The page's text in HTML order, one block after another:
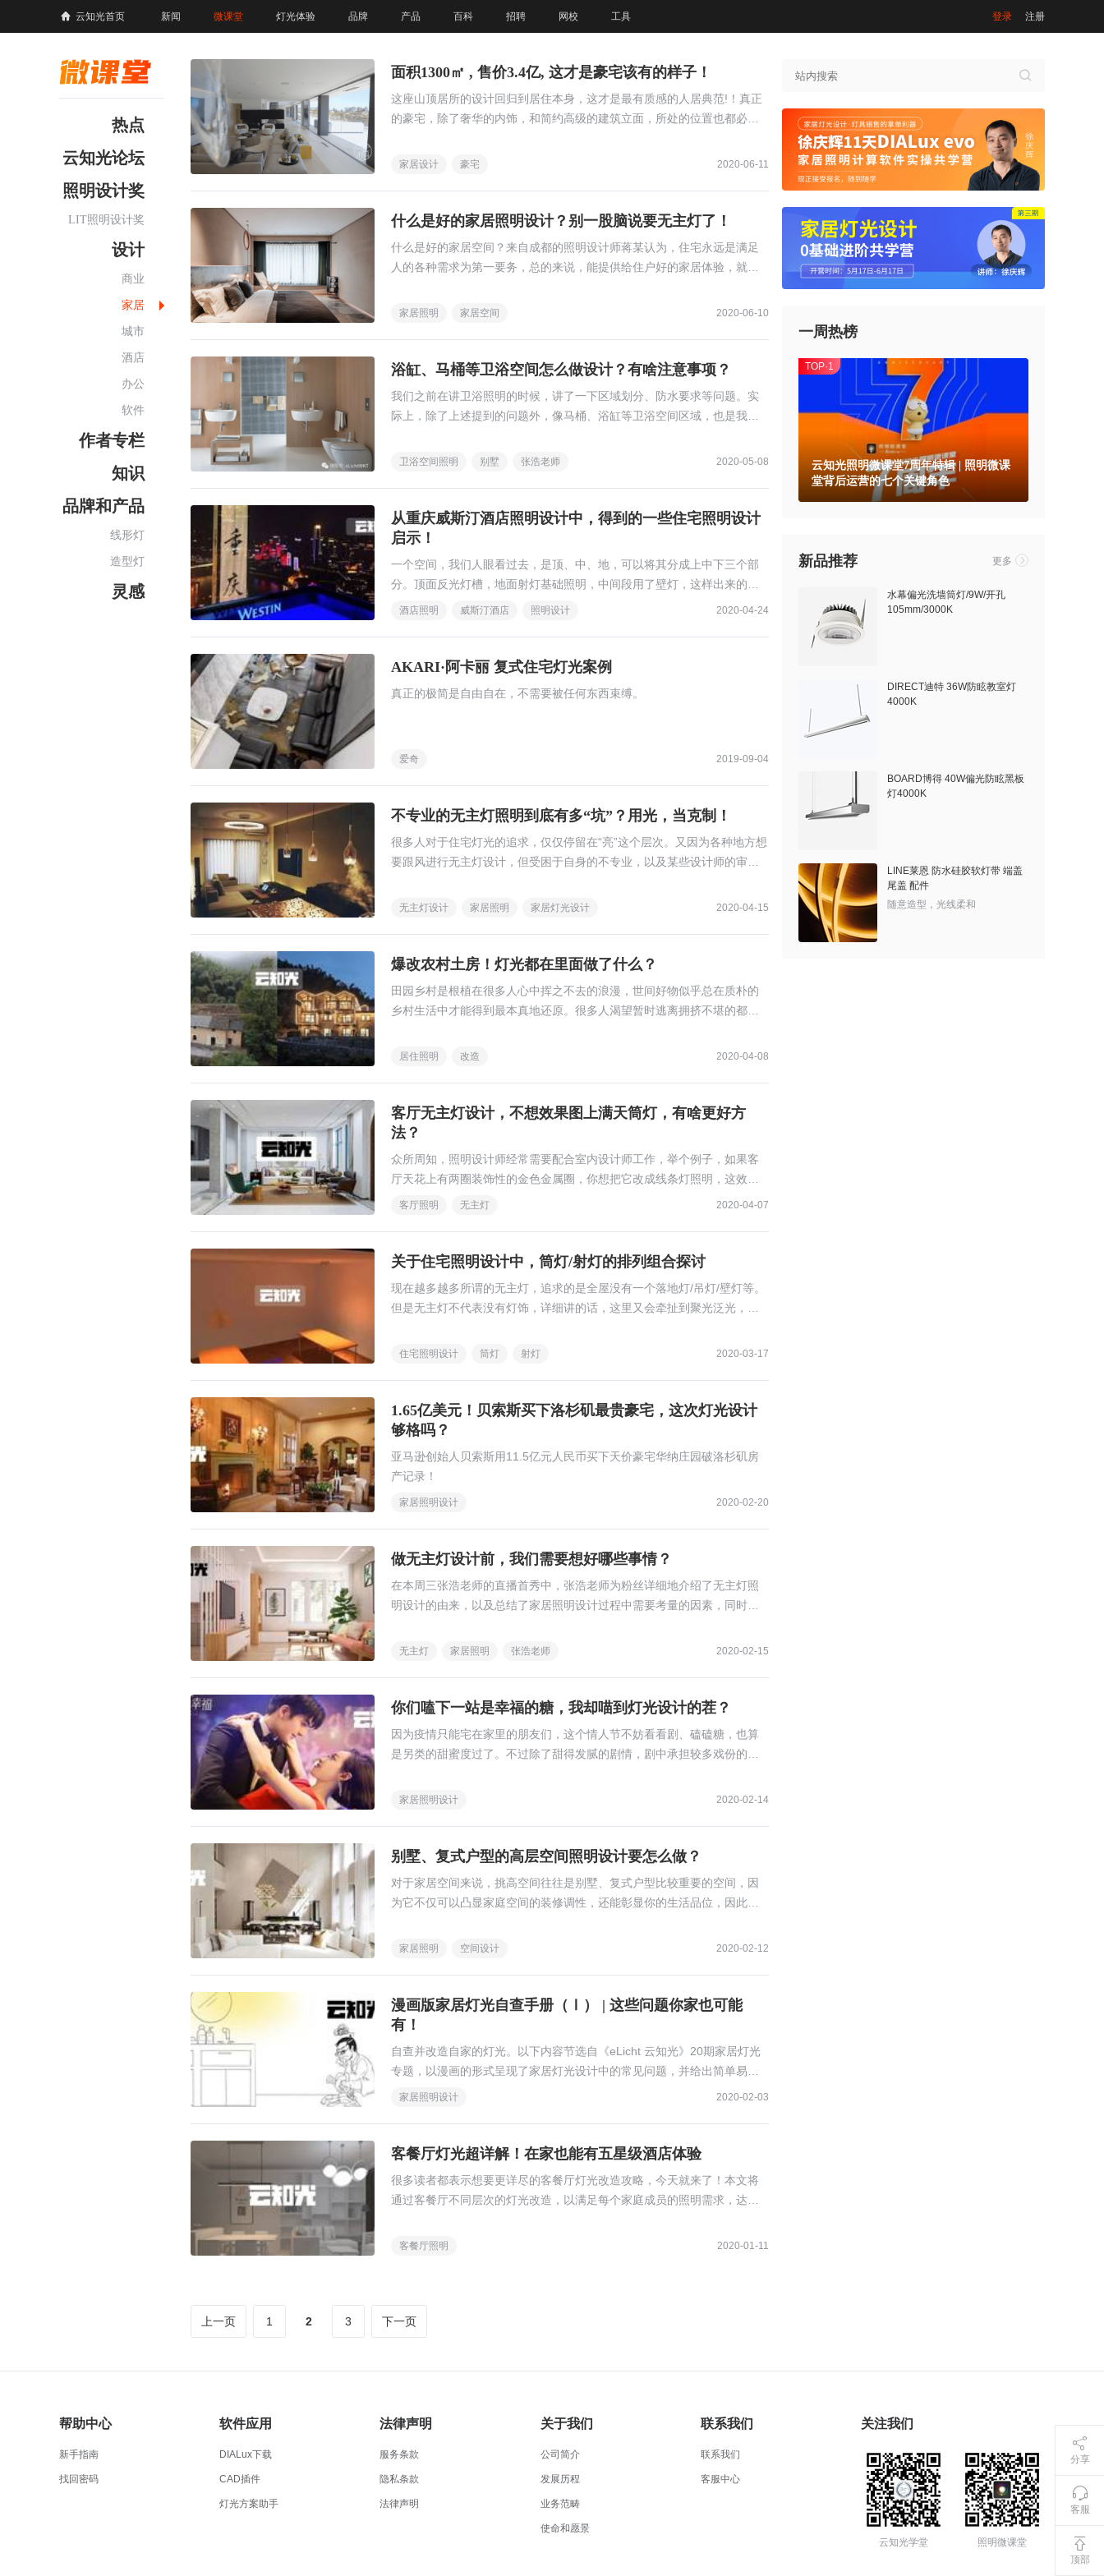
云知光首页 新闻 微课堂 灯光体验 品牌 产品 百科 招聘 网校 工具 登录 注册
热点
云知光论坛
照明设计奖
LIT照明设计奖
设计
商业
家居
城市
酒店
办公
软件
作者专栏
知识
品牌和产品
线形灯
造型灯
灵感
面积1300㎡ , 售价3.4亿, 这才是豪宅该有的样子！
这座山顶居所的设计回归到居住本身，这才是最有质感的人居典范!！真正
的豪宅，除了奢华的内饰，和简约高级的建筑立面，所处的位置也都必须
家居设计 豪宅 2020-06-11
什么是好的家居照明设计？别一股脑说要无主灯了！
什么是好的家居空间？来自成都的照明设计师蒋某认为，住宅永远是满足
人的各种需求为第一要务，总的来说，能提供给住户好的家居体验，就是
家居照明 家居空间 2020-06-10
浴缸、马桶等卫浴空间怎么做设计？有啥注意事项？
我们之前在讲卫浴照明的时候，讲了一下区域划分、防水要求等问题。实
际上，除了上述提到的问题外，像马桶、浴缸等卫浴空间区域，也是我们
事，看看这些区域我们还要注意哪些事？
卫浴空间照明 别墅 张浩老师 2020-05-08
从重庆威斯汀酒店照明设计中，得到的一些住宅照明设计
启示！
一个空间，我们人眼看过去，是顶、中、地，可以将其分成上中下三个部
分。顶面反光灯槽，地面射灯基础照明，中间段用了壁灯，这样出来的效
果让人感觉更加舒适。
酒店照明 威斯汀酒店 照明设计 2020-04-24
AKARI·阿卡丽 复式住宅灯光案例
真正的极简是自由自在，不需要被任何东西束缚。
爱奇 2019-09-04
不专业的无主灯照明到底有多“坑”？用光，当克制！
很多人对于住宅灯光的追求，仅仅停留在“亮”这个层次。又因为各种地方想
要跟风进行无主灯设计，但受困于自身的不专业，以及某些设计师的审美
无主灯设计 家居照明 家居灯光设计 2020-04-15
爆改农村土房！灯光都在里面做了什么？
田园乡村是根植在很多人心中挥之不去的浪漫，世间好物似乎总在质朴的
乡村生活中才能得到最本真地还原。很多人渴望暂时逃离拥挤不堪的都
人开始重新审视自己的生活。
居住照明 改造 2020-04-08
客厅无主灯设计，不想效果图上满天筒灯，有啥更好方
法？
众所周知，照明设计师经常需要配合室内设计师工作，举个例子，如果客
厅天花上有两圈装饰性的金色金属圈，你想把它改成线条灯照明，这效果
怎么样？我们可以把灯条直接贴在金属边的两侧吗？
客厅照明 无主灯 2020-04-07
关于住宅照明设计中，筒灯/射灯的排列组合探讨
现在越多越多所谓的无主灯，追求的是全屋没有一个落地灯/吊灯/壁灯等。
但是无主灯不代表没有灯饰，详细讲的话，这里又会牵扯到聚光泛光，本
住宅照明设计 筒灯 射灯 2020-03-17
1.65亿美元！贝索斯买下洛杉矶最贵豪宅，这次灯光设计
够格吗？
亚马逊创始人贝索斯用11.5亿元人民币买下天价豪宅华纳庄园破洛杉矶房
产记录！
家居照明设计 2020-02-20
做无主灯设计前，我们需要想好哪些事情？
在本周三张浩老师的直播首秀中，张浩老师为粉丝详细地介绍了无主灯照
明设计的由来，以及总结了家居照明设计过程中需要考量的因素，同时也
更是超过1万+，足以证明这次首秀的火热程度！
无主灯 家居照明 张浩老师 2020-02-15
你们嗑下一站是幸福的糖，我却喵到灯光设计的茬？
因为疫情只能宅在家里的朋友们，这个情人节不妨看看剧、磕磕糖，也算
是另类的甜蜜度过了。不过除了甜得发腻的剧情，剧中承担较多戏份的几
家居照明设计 2020-02-14
别墅、复式户型的高层空间照明设计要怎么做？
对于家居空间来说，挑高空间往往是别墅、复式户型比较重要的空间，因
为它不仅可以凸显家庭空间的装修调性，还能彰显你的生活品位，因此在
家居照明 空间设计 2020-02-12
漫画版家居灯光自查手册（Ⅰ） | 这些问题你家也可能
有！
自查并改造自家的灯光。以下内容节选自《eLicht 云知光》20期家居灯光
专题，以漫画的形式呈现了家居灯光设计中的常见问题，并给出简单易操
作的改造建议，大家可根据自家情况酌情参考。
家居照明设计 2020-02-03
客餐厅灯光超详解！在家也能有五星级酒店体验
很多读者都表示想要更详尽的客餐厅灯光改造攻略，今天就来了！本文将
通过客餐厅不同层次的灯光改造，以满足每个家庭成员的照明需求，达到
客餐厅照明 2020-01-11
上一页 1 2 3 下一页
一周热榜
TOP·1
云知光照明微课堂7周年特辑 | 照明微课
堂背后运营的七个关键角色
新品推荐 更多
水幕偏光洗墙筒灯/9W/开孔
105mm/3000K
DIRECT迪特 36W防眩教室灯
4000K
BOARD博得 40W偏光防眩黑板
灯4000K
LINE莱恩 防水硅胶软灯带 端盖
尾盖 配件
随意造型，光线柔和
帮助中心
新手指南
找回密码
软件应用
DIALux下载
CAD插件
灯光方案助手
法律声明
服务条款
隐私条款
法律声明
关于我们
公司简介
发展历程
业务范畴
使命和愿景
联系我们
联系我们
客服中心
关注我们
云知光学堂 照明微课堂
分享
客服
顶部